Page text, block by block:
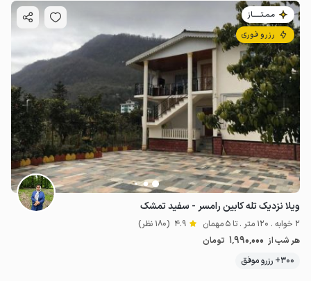
مـمـتــــــاز
رزرو فوری
ویلا نزدیک تله کابین رامسر - سفید تمشک
2 خوابه . 120 متر . تا 5 مهمان 4.9 (180 نظر)
هر شب از 1٬990٬000 تومان
300+ رزرو موفق